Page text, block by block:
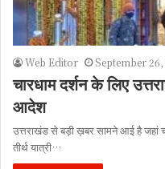
Web Editor September 26,
चारधाम दर्शन के लिए
आदेश
उत्तराखंड से बड़ी ख़बर सामने आई है जहां
तीर्थ यात्री…